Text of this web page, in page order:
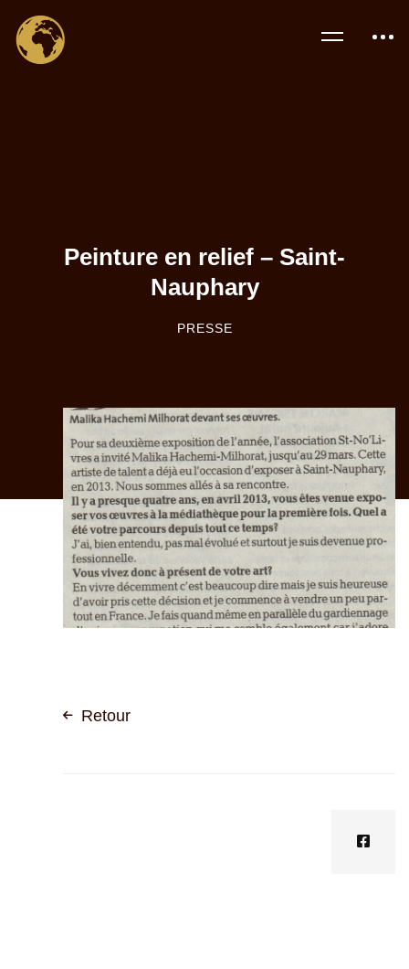
Peinture en relief – Saint-
Nauphary
PRESSE
Peinture
en
relief
–
Saint-
Nauphary
Retour